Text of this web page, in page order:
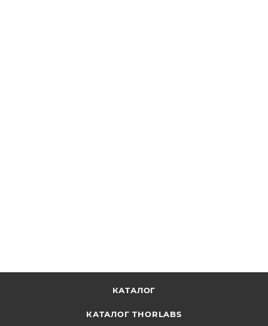
КАТАЛОГ
КАТАЛОГ THORLABS